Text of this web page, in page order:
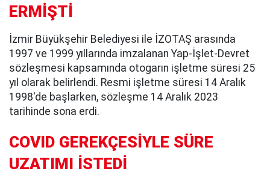
ERMİŞTİ
İzmir Büyükşehir Belediyesi ile İZOTAŞ arasında
1997 ve 1999 yıllarında imzalanan Yap-İşlet-Devret
sözleşmesi kapsamında otogarın işletme süresi 25
yıl olarak belirlendi. Resmi işletme süresi 14 Aralık
1998'de başlarken, sözleşme 14 Aralık 2023
tarihinde sona erdi.
COVID GEREKÇESİYLE SÜRE
UZATIMI İSTEDİ